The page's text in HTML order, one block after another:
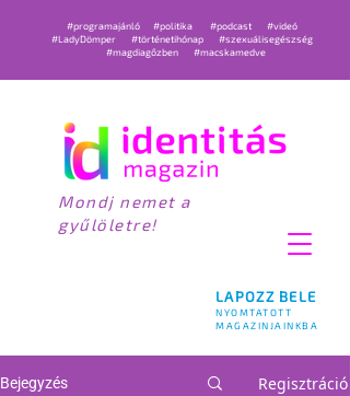
LAPOZZ BELE
NYOMTATOTT
MAGAZINJAINKBA
#programajánló #politika #podcast
#videó
#LadyDömper
#történetihónap
#szexuálisegészség
#magdiagőzben
#macskamedve
Mondj nemet a
gyűlöletre!
Bejegyzés Regisztráció